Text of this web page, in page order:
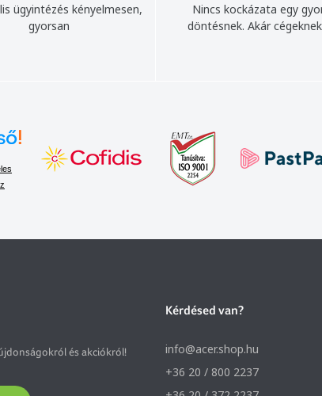
ügyintézés kényelmesen,
gyorsan
Nincs kockázata egy
döntésnek. Akár
és akciókról!
Kérdésed van?
info@acer.shop.hu
+36 20 / 800 2237